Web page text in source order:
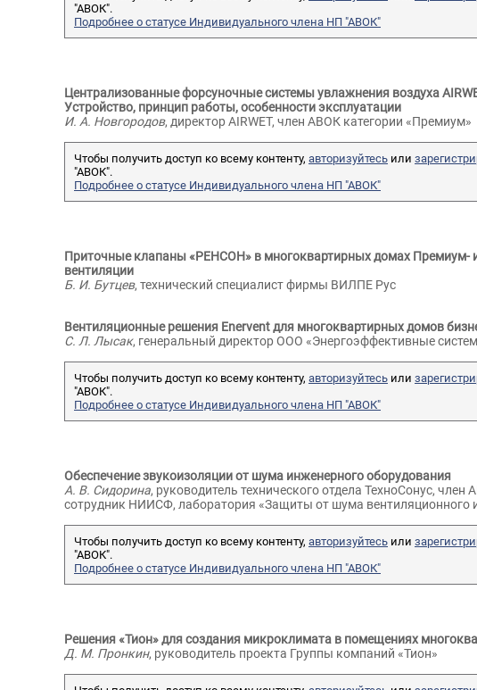
"АВОК".
Подробнее о статусе Индивидуального члена НП "АВОК"
Централизованные форсуночные системы увлажнения воздуха
Устройство, принцип работы, особенности эксплуатации
И. А. Новгородов, директор AIRWET, член АВОК категории «Премиум»
Чтобы получить доступ ко всему контенту, авторизуйтесь или
"АВОК".
Подробнее о статусе Индивидуального члена НП "АВОК"
Приточные клапаны «РЕНСОН» в многоквартирных домах Премиум-
вентиляции
Б. И. Бутцев, технический специалист фирмы ВИЛПЕ Рус
Вентиляционные решения Enervent для многоквартирных домов
C. Л. Лысак, генеральный директор ООО «Энергоэффективные
Чтобы получить доступ ко всему контенту, авторизуйтесь или
"АВОК".
Подробнее о статусе Индивидуального члена НП "АВОК"
Обеспечение звукоизоляции от шума инженерного оборудования
А. В. Сидорина, руководитель технического отдела ТехноСонус,
сотрудник НИИСФ, лаборатория «Защиты от шума вентиляционного
Чтобы получить доступ ко всему контенту, авторизуйтесь или
"АВОК".
Подробнее о статусе Индивидуального члена НП "АВОК"
Решения «Тион» для создания микроклимата в помещениях
Д. М. Пронкин, руководитель проекта Группы компаний «Тион»